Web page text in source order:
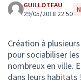
GUILLOTEAU
29/05/2018 22:50
Création à
pour sociabiliser
nombreux en ville.
dans leurs habitats